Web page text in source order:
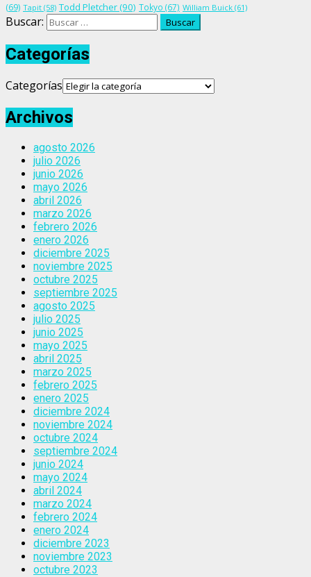
(69) Tapit (58) Todd Pletcher(90) Tokyo (67) William Buick (61)
Buscar:
Categorías
Categorías
Archivos
agosto 2026
julio 2026
junio 2026
mayo 2026
abril 2026
marzo 2026
febrero 2026
enero 2026
diciembre 2025
noviembre 2025
octubre 2025
septiembre 2025
agosto 2025
julio 2025
junio 2025
mayo 2025
abril 2025
marzo 2025
febrero 2025
enero 2025
diciembre 2024
noviembre 2024
octubre 2024
septiembre 2024
junio 2024
mayo 2024
abril 2024
marzo 2024
febrero 2024
enero 2024
diciembre 2023
noviembre 2023
octubre 2023